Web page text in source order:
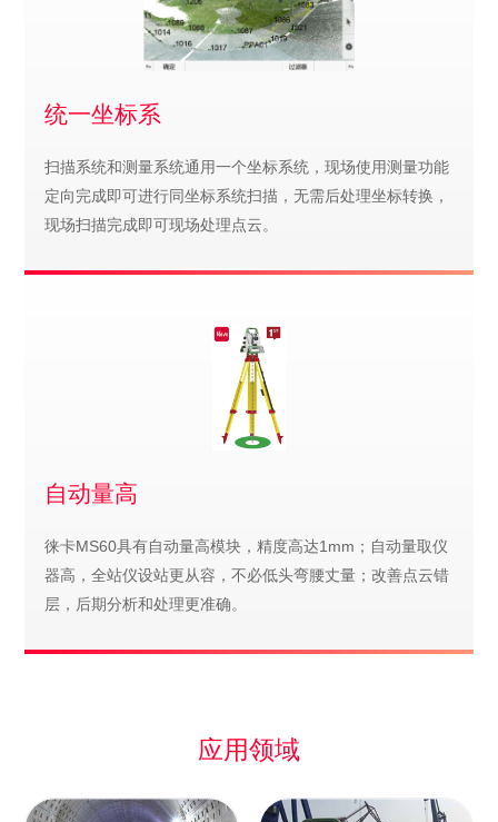
统一坐标系
扫描系统和测量系统通用一个坐标系统，现场使用测量功能
定向完成即可进行同坐标系统扫描，无需后处理坐标转换，
现场扫描完成即可现场处理点云。
自动量高
徕卡MS60具有自动量高模块，精度高达1mm；自动量取仪
器高，全站仪设站更从容，不必低头弯腰丈量；改善点云错
层，后期分析和处理更准确。
应用领域